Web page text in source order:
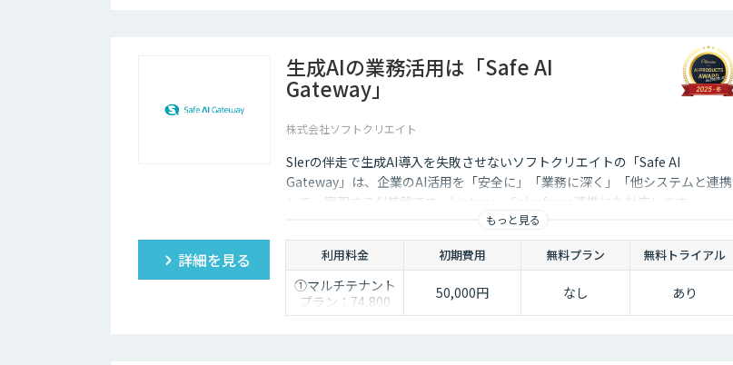
生成AIの業務活用は「Safe AI
Gateway」
株式会社ソフトクリエイト
SIerの伴走で生成AI導入を失敗させないソフトクリエイトの「Safe AI
Gateway」は、企業のAI活用を「安全に」「業務に深く」「他システムと連携
して」実現するAI基盤です。kintone・Salesforce連携にも対応します。
もっと見る
詳細を見る 利用料金 初期費用 無料プラン 無料トライアル
①マルチテナント
プラン：74,800
円/月
50,000円 なし あり